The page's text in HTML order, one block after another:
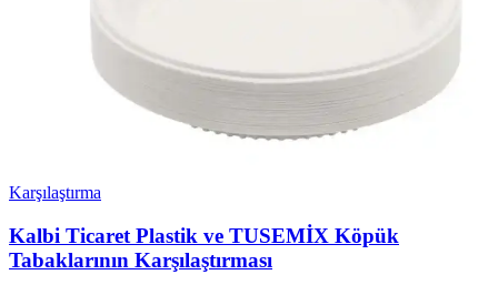
Karşılaştırma
Kalbi Ticaret Plastik ve TUSEMİX Köpük
Tabaklarının Karşılaştırması